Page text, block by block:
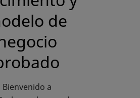
de
Bienvenido a